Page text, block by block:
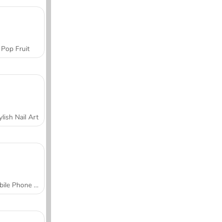
Pop Fruit
Nail Art
Mobile Phone Case Design & DIY